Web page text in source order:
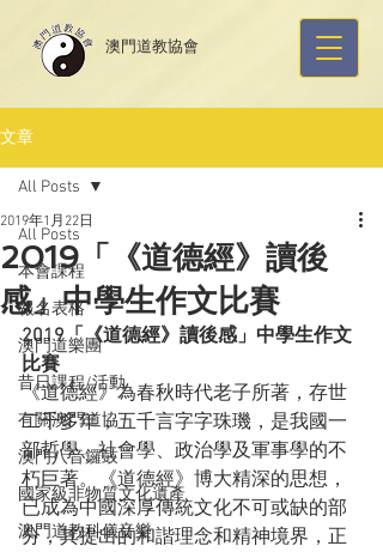
​澳門道教協會
文章
All Posts
本會課程
報名表格
澳門道樂團
昔日課程/活動
有關澳門道協
澳門八音鑼鼓
國家級非物質文化遺產
澳門道教科儀音樂
All Posts
2019「《道德經》讀後
感」中學生作文比賽
2019年1月22日
2019「《道德經》讀後感」中學生作文
比賽
《道德經》為春秋時代老子所著，存世
二千多年，五千言字字珠璣，是我國一
部哲學、社會學、政治學及軍事學的不
朽巨著。《道德經》博大精深的思想，
已成為中國深厚傳統文化不可或缺的部
分，其提出的和諧理念和精神境界，正